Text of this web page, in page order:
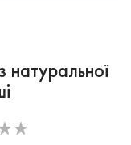
натуральної